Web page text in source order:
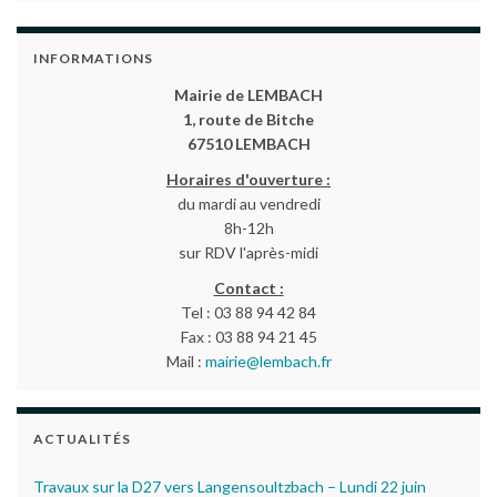
INFORMATIONS
Mairie de LEMBACH
1, route de Bitche
67510 LEMBACH
Horaires d'ouverture :
du mardi au vendredi
8h-12h
sur RDV l'après-midi
Contact :
Tel : 03 88 94 42 84
Fax : 03 88 94 21 45
Mail : mairie@lembach.fr
ACTUALITÉS
Travaux sur la D27 vers Langensoultzbach – Lundi 22 juin